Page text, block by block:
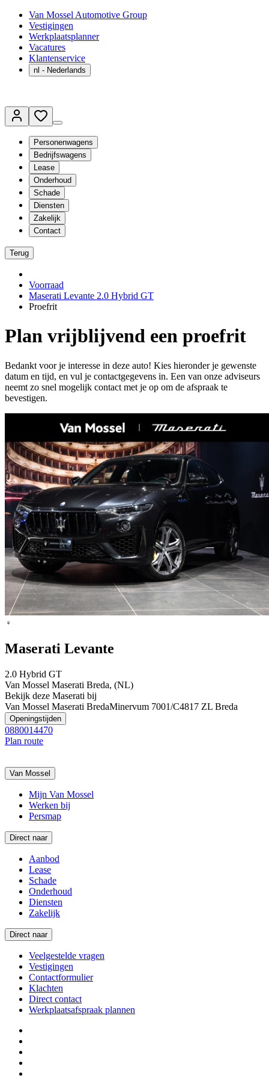
Van Mossel Automotive Group
Vestigingen
Werkplaatsplanner
Vacatures
Klantenservice
nl - Nederlands
Personenwagens
Bedrijfswagens
Lease
Onderhoud
Schade
Diensten
Zakelijk
Contact
Terug
Voorraad
Maserati Levante 2.0 Hybrid GT
Proefrit
Plan vrijblijvend een proefrit
Bedankt voor je interesse in deze auto! Kies hieronder je gewenste
datum en tijd, en vul je contactgegevens in. Een van onze adviseurs
neemt zo snel mogelijk contact met je op om de afspraak te
bevestigen.
Maserati Levante
2.0 Hybrid GT
Van Mossel Maserati Breda, (NL)
Bekijk deze Maserati bij
Van Mossel Maserati BredaMinervum 7001/C4817 ZL Breda
Openingstijden
0880014470
Plan route
Van Mossel
Mijn Van Mossel
Werken bij
Persmap
Direct naar
Aanbod
Lease
Schade
Onderhoud
Diensten
Zakelijk
Direct naar
Veelgestelde vragen
Vestigingen
Contactformulier
Klachten
Direct contact
Werkplaatsafspraak plannen